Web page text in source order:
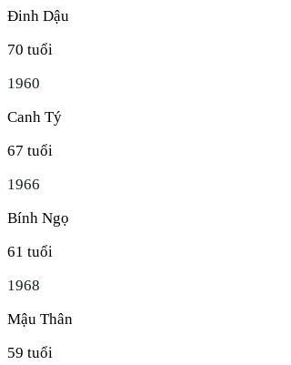
Đinh Dậu
70 tuổi
1960
Canh Tý
67 tuổi
1966
Bính Ngọ
61 tuổi
1968
Mậu Thân
59 tuổi